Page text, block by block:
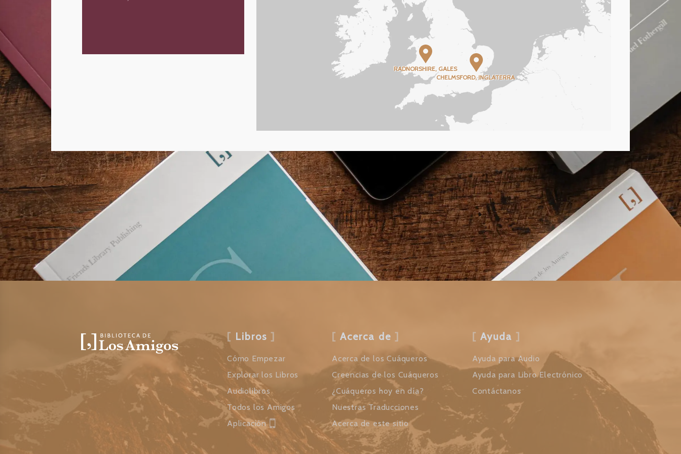
RADNORSHIRE, GALES
CHELMSFORD, INGLATERRA
Libros
Cómo Empezar
Explorar los Libros
Audiolibros
Todos los Amigos
Aplicación
Acerca de
Acerca de los Cuáqueros
Creencias de los Cuáqueros
¿Cuáqueros hoy en día?
Nuestras Traducciones
Acerca de este sitio
Ayuda
Ayuda para Audio
Ayuda para Libro Electrónico
Contáctanos